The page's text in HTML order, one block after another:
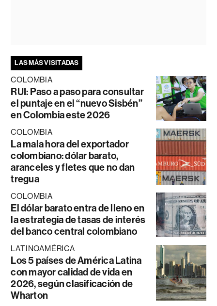
LAS MÁS VISITADAS
COLOMBIA
RUI: Paso a paso para consultar
el puntaje en el “nuevo Sisbén”
en Colombia este 2026
COLOMBIA
La mala hora del exportador
colombiano: dólar barato,
aranceles y fletes que no dan
tregua
COLOMBIA
El dólar barato entra de lleno en
la estrategia de tasas de interés
del banco central colombiano
LATINOAMÉRICA
Los 5 países de América Latina
con mayor calidad de vida en
2026, según clasificación de
Wharton